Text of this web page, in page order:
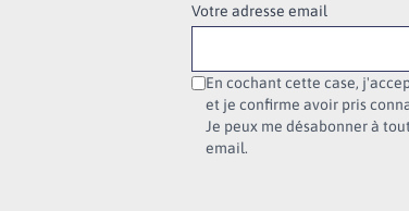
Votre adresse email
En cochant cette case,
et je confirme avoir pris
Je peux me désabonner à
email.